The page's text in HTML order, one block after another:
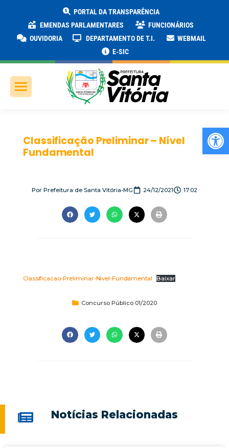
PORTAL DA TRANSPARÊNCIA
EMENDAS PARLAMENTARES
FUNCIONÁRIOS
OUVIDORIA
DEPARTAMENTO DE T.I.
WEBMAIL
E-SIC
Classificação Preliminar – Nível
Fundamental
Por Prefeitura de Santa Vitória-MG 24/12/2021 17:02
Classificacao-Preliminar-Nivel-Fundamental Baixar
Concurso Público 01/2020
Notícias Relacionadas